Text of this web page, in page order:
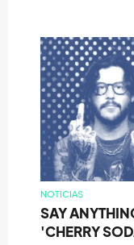
NOTICIAS
SAY
'CHERRY